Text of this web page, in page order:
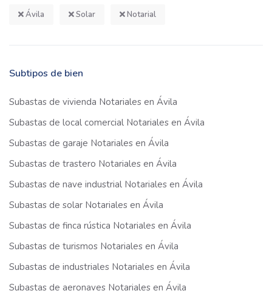
Ávila Solar Notarial
Subtipos de bien
Subastas de vivienda Notariales en Ávila
Subastas de local comercial Notariales en Ávila
Subastas de garaje Notariales en Ávila
Subastas de trastero Notariales en Ávila
Subastas de nave industrial Notariales en Ávila
Subastas de solar Notariales en Ávila
Subastas de finca rústica Notariales en Ávila
Subastas de turismos Notariales en Ávila
Subastas de industriales Notariales en Ávila
Subastas de aeronaves Notariales en Ávila